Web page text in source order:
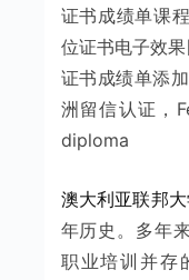
证书成绩单课
位证书电子效
证书成绩单添
洲留信认证，
diploma
澳大利亚联邦
年历史。多年
职业培训并存